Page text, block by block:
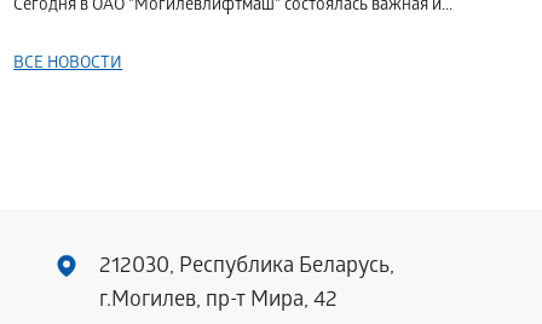
Сегодня в ОАО "Могилевлифтмаш" состоялась важная и...
ВСЕ НОВОСТИ
212030, Республика Беларусь,
г.Могилев, пр-т Мира, 42